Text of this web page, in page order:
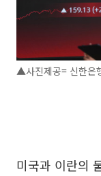
▲사진제공= 신한은
미국과 이란의